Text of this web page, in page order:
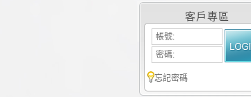
客戶專區
帳號:
密碼:
忘記密碼